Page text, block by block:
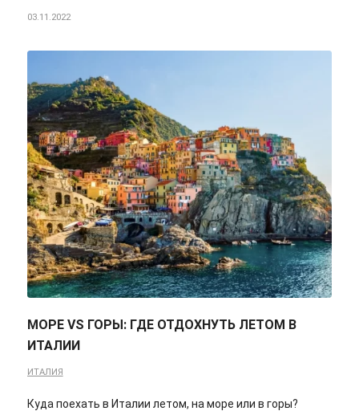
03.11.2022
МОРЕ VS ГОРЫ: ГДЕ ОТДОХНУТЬ ЛЕТОМ В
ИТАЛИИ
ИТАЛИЯ
Куда поехать в Италии летом, на море или в горы?